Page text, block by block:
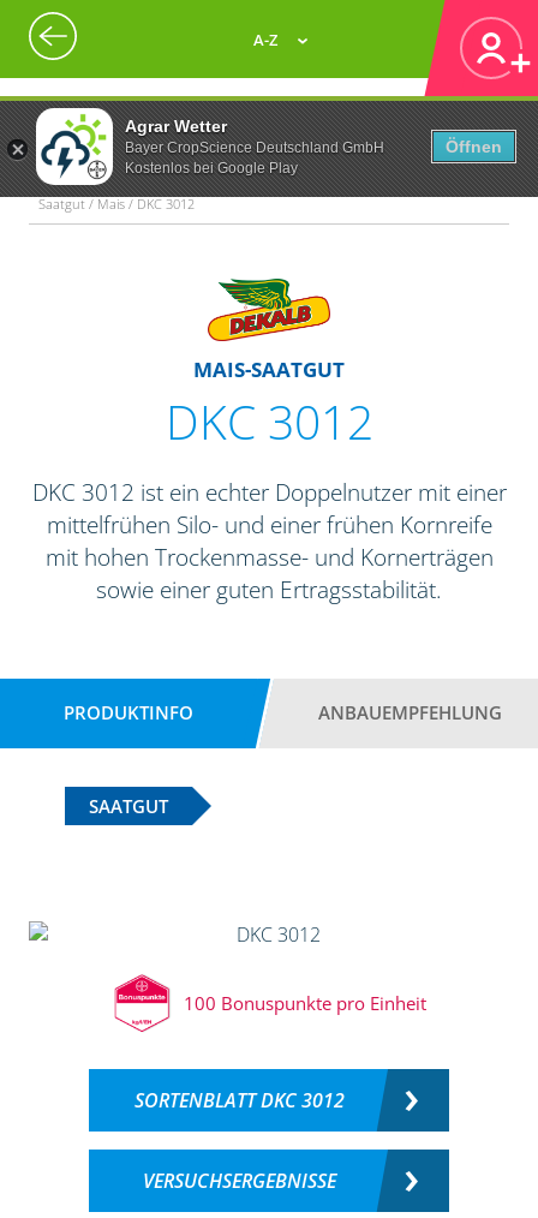
Agrar Wetter
Bayer CropScience Deutschland GmbH
Kostenlos bei Google Play
Öffnen
A-Z
Saatgut / Mais / DKC 3012
MAIS-SAATGUT
DKC 3012
DKC 3012 ist ein echter Doppelnutzer mit einer
mittelfrühen Silo- und einer frühen Kornreife
mit hohen Trockenmasse- und Kornerträgen
sowie einer guten Ertragsstabilität.
PRODUKTINFO ANBAUEMPFEHLUNG
SAATGUT
100 Bonuspunkte pro Einheit
SORTENBLATT DKC 3012
VERSUCHSERGEBNISSE